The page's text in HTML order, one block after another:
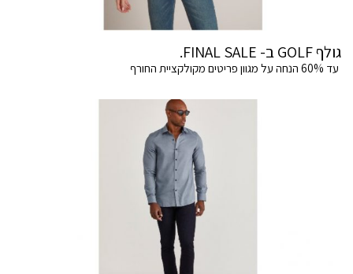
גולף GOLF ב- FINAL SALE.
עד 60% הנחה על מגוון פריטים מקולקציית החורף